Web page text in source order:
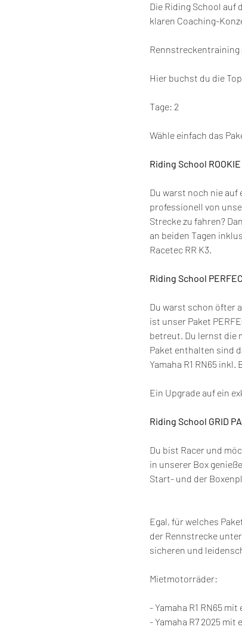
Die Riding School
klaren Coaching-
Rennstreckentraining
Hier buchst du die
Tage: 2
Wähle einfach das
Riding School ROOKIE
Du warst noch nie
professionell von
Strecke zu fahren?
an beiden Tagen
Racetec RR K3.
Riding School
Du warst schon öfter
ist unser Paket
betreut. Du lernst die
Paket enthalten sind
Yamaha R1 RN65
Ein Upgrade auf ein
Riding School GRID
Du bist Racer und
in unserer Box
Start- und der
Egal, für welches
der Rennstrecke
sicheren und
Mietmotorräder:
- Yamaha R1 RN65
- Yamaha R7 2025 mit